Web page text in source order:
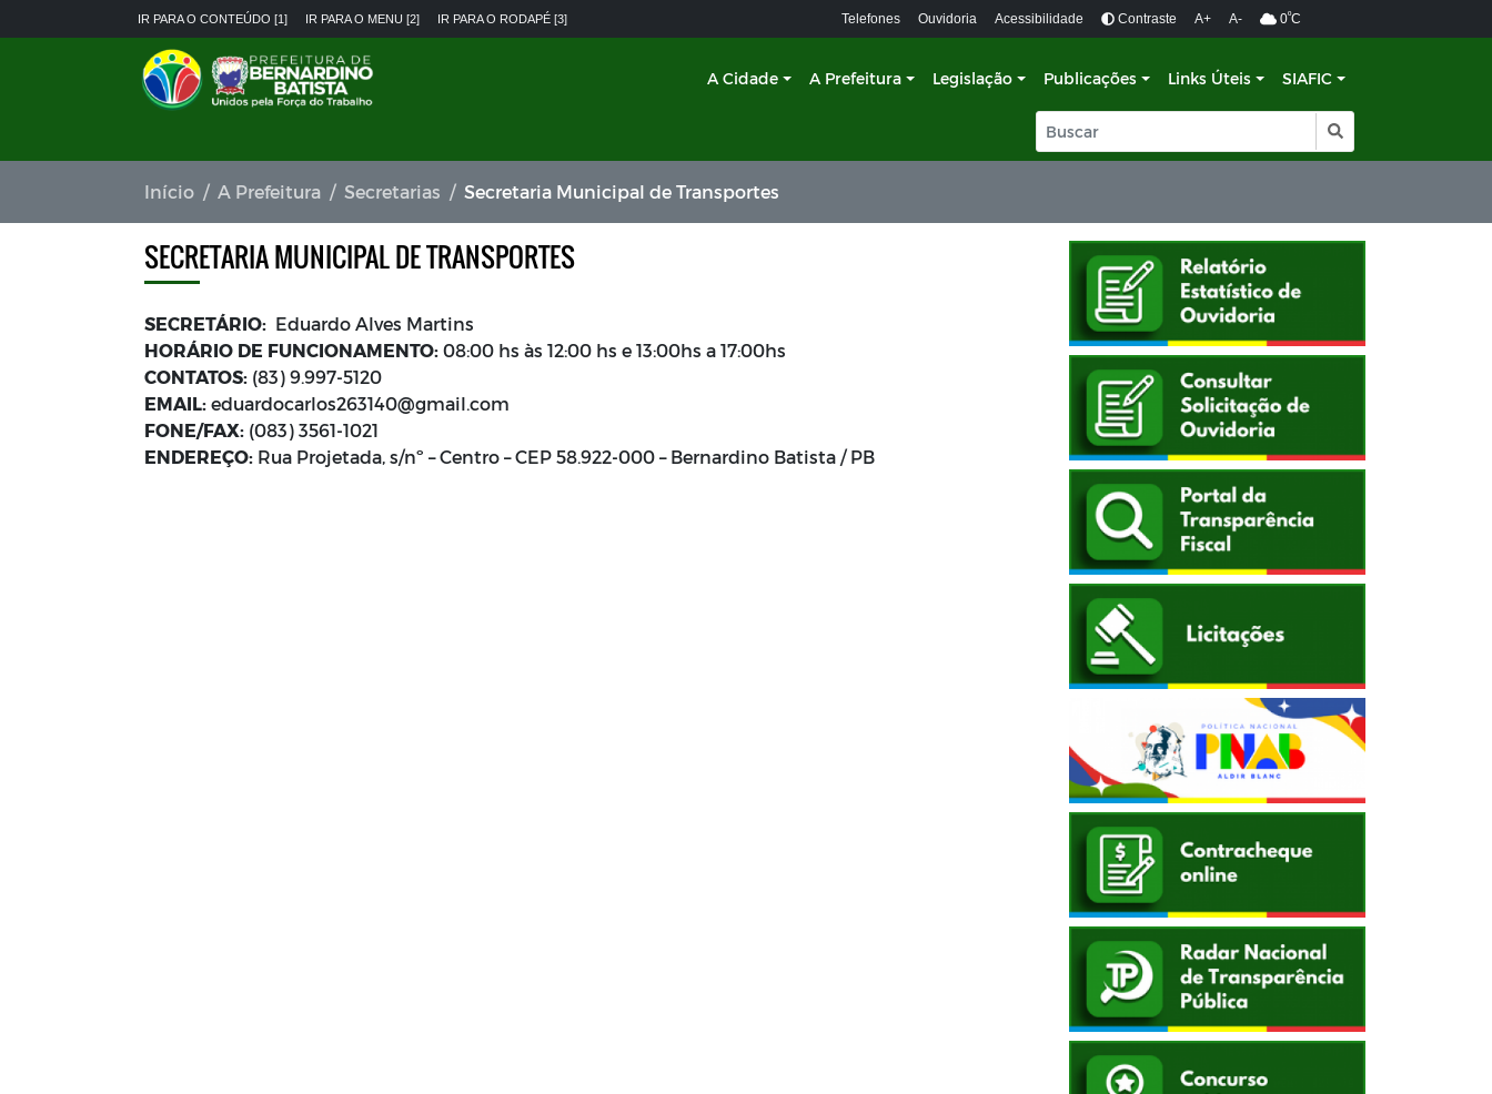
IR PARA O CONTEÚDO [1] IR PARA O MENU [2] IR PARA O RODAPÉ [3] Telefones Ouvidoria Acessibilidade Contraste A+ A- 0ºC
A Cidade A Prefeitura Legislação Publicações Links Úteis SIAFIC
Início A Prefeitura Secretarias Secretaria Municipal de Transportes
SECRETARIA MUNICIPAL DE TRANSPORTES
SECRETÁRIO: Eduardo Alves Martins
HORÁRIO DE FUNCIONAMENTO: 08:00 hs às 12:00 hs e 13:00hs a 17:00hs
CONTATOS: (83) 9.997-5120
EMAIL: eduardocarlos263140@gmail.com
FONE/FAX: (083) 3561-1021
ENDEREÇO: Rua Projetada, s/nº – Centro – CEP 58.922-000 – Bernardino Batista / PB